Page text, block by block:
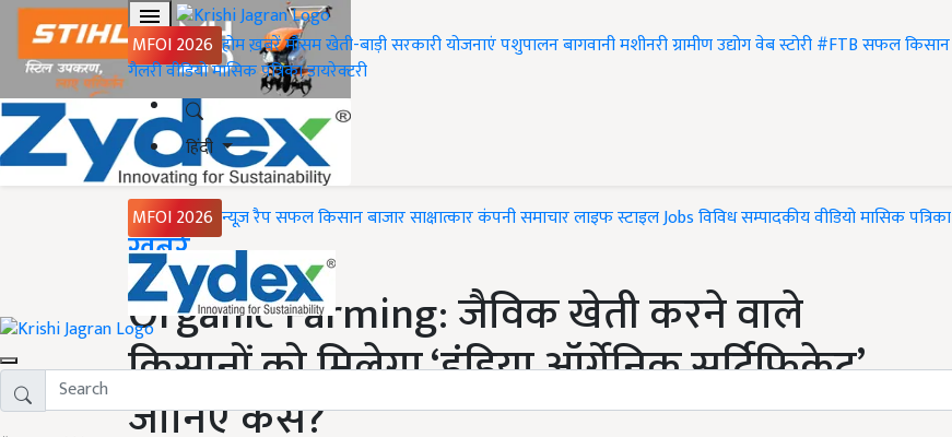
MFOI 2026 होमख़बरेंमौसमखेती-बाड़ीसरकारी योजनाएंपशुपालनबागवानीमशीनरीग्रामीण उद्योगवेब स्टोरी#FTBसफल किसान
गैलरीवीडियोमासिक पत्रिकाडायरेक्टरी
हिंदी
MFOI 2026 न्यूज़ रैपसफल किसानबाजारसाक्षात्कारकंपनी समाचारलाइफ स्टाइलJobsविविधसम्पादकीयवीडियोमासिक पत्रिका
Home
ख़बरें
Organic Farming: जैविक खेती करने वाले
किसानों को मिलेगा ‘इंडिया ऑर्गेनिक सर्टिफिकेट’,
जानिए कैसे?